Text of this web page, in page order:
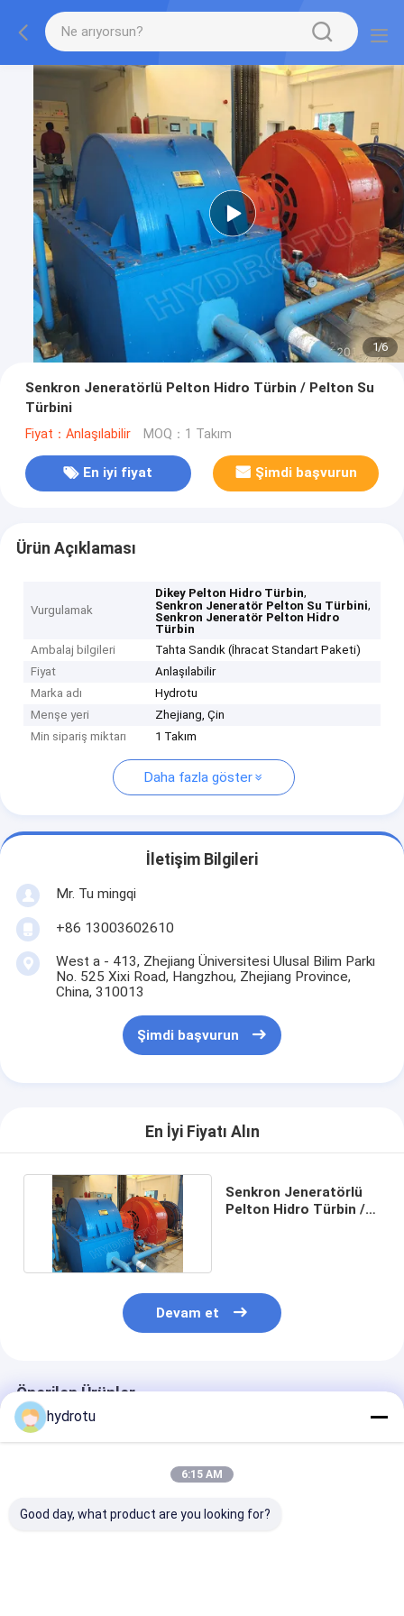
1/6
Senkron Jeneratörlü Pelton Hidro Türbin / Pelton Su
Türbini
Fiyat：Anlaşılabilir MOQ：1 Takım
En iyi fiyat Şimdi başvurun
Ürün Açıklaması
Vurgulamak
Dikey Pelton Hidro Türbin,
Senkron Jeneratör Pelton Su Türbini,
Senkron Jeneratör Pelton Hidro
Türbin
Ambalaj bilgileri
Tahta Sandık (İhracat Standart Paketi)
Fiyat
Anlaşılabilir
Marka adı
Hydrotu
Menşe yeri
Zhejiang, Çin
Min sipariş miktarı
1 Takım
Daha fazla göster
İletişim Bilgileri
Mr. Tu mingqi
+86 13003602610
West a - 413, Zhejiang Üniversitesi Ulusal Bilim Parkı
No. 525 Xixi Road, Hangzhou, Zhejiang Province,
China, 310013
Şimdi başvurun
En İyi Fiyatı Alın
Senkron Jeneratörlü
Pelton Hidro Türbin /
Devam et
Önerilen Ürünler
hydrotu
6:15 AM
Good day, what product are you looking for?